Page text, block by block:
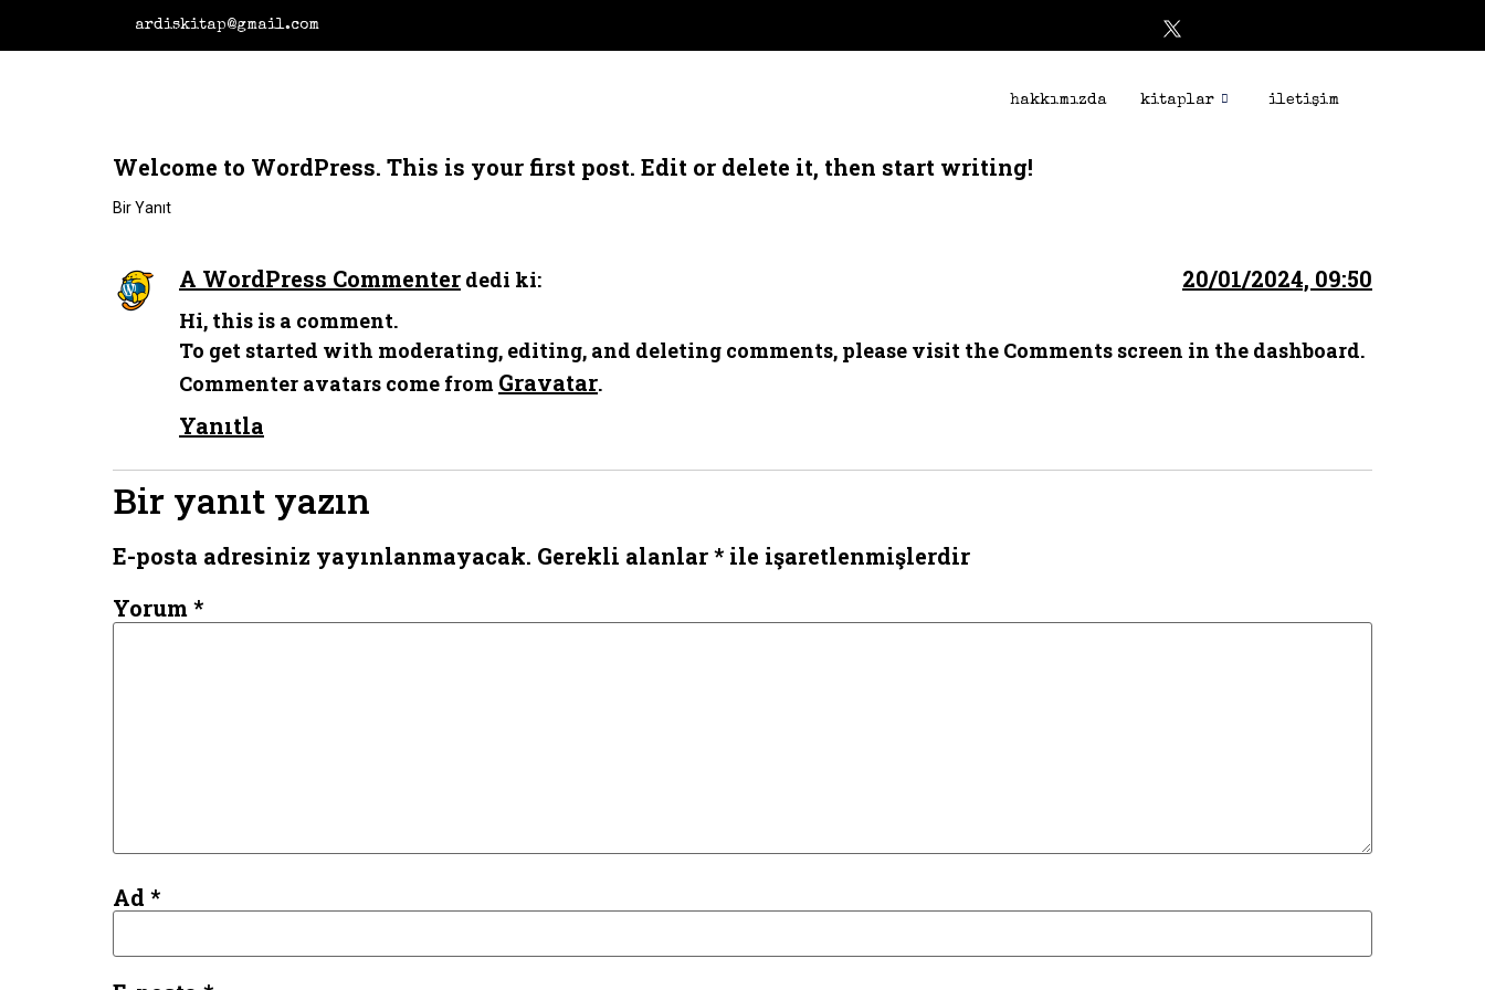
ardiskitap@gmail.com
hakkımızda kitaplar iletişim
Welcome to WordPress. This is your first post. Edit or delete it, then start writing!
Bir Yanıt
A WordPress Commenter dedi ki: 20/01/2024, 09:50
Hi, this is a comment.
To get started with moderating, editing, and deleting comments, please visit the Comments screen in the dashboard.
Commenter avatars come from Gravatar.
Yanıtla
Bir yanıt yazın
E-posta adresiniz yayınlanmayacak. Gerekli alanlar* ile işaretlenmişlerdir
Yorum*
Ad *